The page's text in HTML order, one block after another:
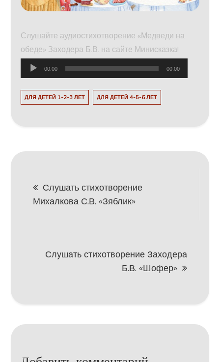
Слушайте аудиостихотворение «Медведи на
обеде» Заходера Б.В. на сайте Минисказка!
Аудиоплеер
00:00 00:00
ДЛЯ ДЕТЕЙ 1-2-3 ЛЕТ ДЛЯ ДЕТЕЙ 4-5-6 ЛЕТ
Навигация
по
Слушать стихотворение
Михалкова С.В. «Зяблик»
Слушать стихотворение Заходера
Б.В. «Шофер»